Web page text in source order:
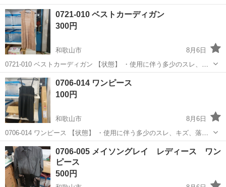
用に伴う多少のスレ、キズ、落としきれない汚れなどございます ・詳
細は現地でご確認ください ・お値引きは出来かねますのでご了承願い
ま...
和歌山 和歌山市 現地
0721-010 ベストカーディガン
300円
和歌山市
8月6日
0721-010 ベストカーディガン 【状態】 ・使用に伴う多少のスレ、キ
ズ、落としきれない汚れなどございます ・詳細は現地でご確認くださ
い ・お値引きは出来かねますのでご了承願います ※中古品のため、状
態...
和歌山 和歌山市 現地
0706-014 ワンピース
100円
和歌山市
8月6日
0706-014 ワンピース 【状態】 ・使用に伴う多少のスレ、キズ、落と
しきれない汚れなどございます ・詳細は現地でご確認ください ・お値
引きは出来かねますのでご了承願います ※中古品のため、状態につい
て...
和歌山 和歌山市 ワンピース 現地
0706-005 メイソングレイ レディース ワン
ピース
500円